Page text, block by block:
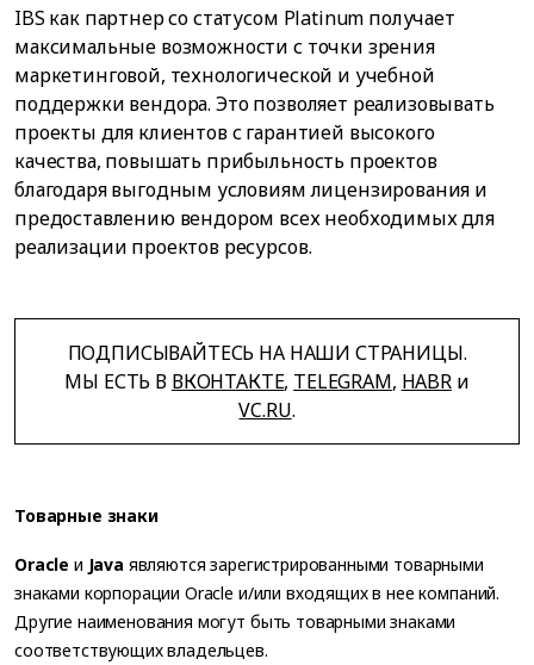
IBS как партнер со статусом Platinum получает
максимальные возможности с точки зрения
маркетинговой, технологической и учебной
поддержки вендора. Это позволяет реализовывать
проекты для клиентов с гарантией высокого
качества, повышать прибыльность проектов
благодаря выгодным условиям лицензирования и
предоставлению вендором всех необходимых для
реализации проектов ресурсов.
ПОДПИСЫВАЙТЕСЬ НА НАШИ СТРАНИЦЫ.
МЫ ЕСТЬ В ВКОНТАКТЕ, TELEGRAM, HABRи
VC.RU.
Товарные знаки
Oracle и Java являются зарегистрированными товарными
знаками корпорации Oracle и/или входящих в нее компаний.
Другие наименования могут быть товарными знаками
соответствующих владельцев.